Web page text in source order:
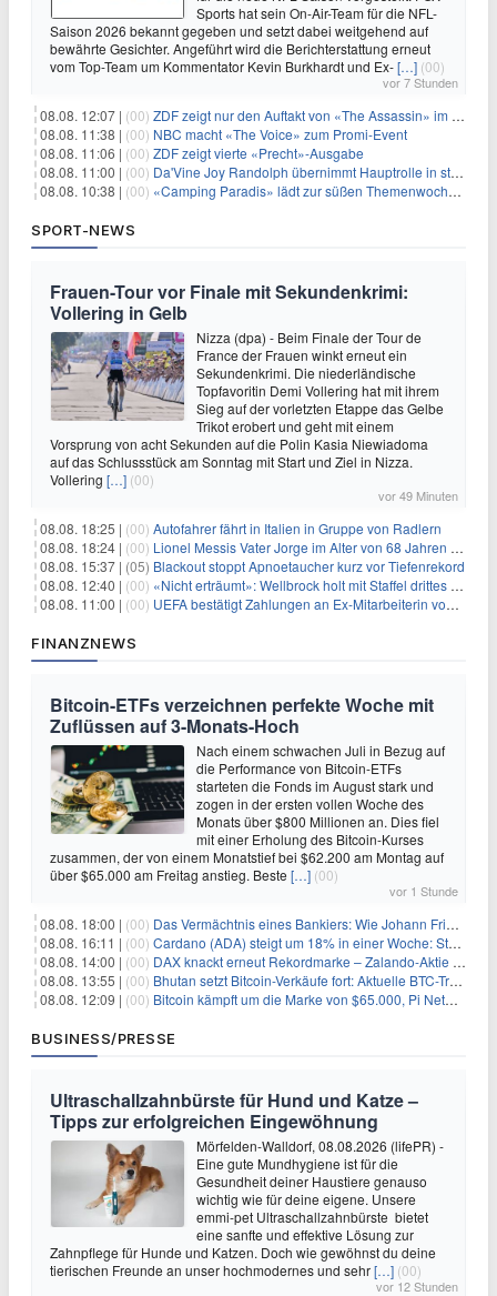
Sports hat sein On-Air-Team für die NFL-
Saison 2026 bekannt gegeben und setzt dabei weitgehend auf
bewährte Gesichter. Angeführt wird die Berichterstattung erneut
vom Top-Team um Kommentator Kevin Burkhardt und Ex-[…] (00)
vor 7 Stunden
08.08. 12:07 | (00) ZDF zeigt nur den Auftakt von «The Assassin» im Fernsehen
08.08. 11:38 | (00) NBC macht «The Voice» zum Promi-Event
08.08. 11:06 | (00) ZDF zeigt vierte «Precht»-Ausgabe
08.08. 11:00 | (00) Da'Vine Joy Randolph übernimmt Hauptrolle in starbesetzter schwarzer Komödie
08.08. 10:38 | (00) «Camping Paradis» lädt zur süßen Themenwoche ein
SPORT-NEWS
Frauen-Tour vor Finale mit Sekundenkrimi:
Vollering in Gelb
Nizza (dpa) - Beim Finale der Tour de
France der Frauen winkt erneut ein
Sekundenkrimi. Die niederländische
Topfavoritin Demi Vollering hat mit ihrem
Sieg auf der vorletzten Etappe das Gelbe
Trikot erobert und geht mit einem
Vorsprung von acht Sekunden auf die Polin Kasia Niewiadoma
auf das Schlussstück am Sonntag mit Start und Ziel in Nizza.
Vollering […] (00)
vor 49 Minuten
08.08. 18:25 | (00) Autofahrer fährt in Italien in Gruppe von Radlern
08.08. 18:24 | (00) Lionel Messis Vater Jorge im Alter von 68 Jahren gestorben
08.08. 15:37 | (05) Blackout stoppt Apnoetaucher kurz vor Tiefenrekord
08.08. 12:40 | (00) «Nicht erträumt»: Wellbrock holt mit Staffel drittes EM-Gold
08.08. 11:00 | (00) UEFA bestätigt Zahlungen an Ex-Mitarbeiterin von Infantino
FINANZNEWS
Bitcoin-ETFs verzeichnen perfekte Woche mit
Zuflüssen auf 3-Monats-Hoch
Nach einem schwachen Juli in Bezug auf
die Performance von Bitcoin-ETFs
starteten die Fonds im August stark und
zogen in der ersten vollen Woche des
Monats über $800 Millionen an. Dies fiel
mit einer Erholung des Bitcoin-Kurses
zusammen, der von einem Monatstief bei $62.200 am Montag auf
über $65.000 am Freitag anstieg. Beste […] (00)
vor 1 Stunde
08.08. 18:00 | (00) Das Vermächtnis eines Bankiers: Wie Johann Friedrich Städel sein Imperium unsterblich machte
08.08. 16:11 | (00) Cardano (ADA) steigt um 18% in einer Woche: Steht ein Kurs von $0,30 bevor?
08.08. 14:00 | (00) DAX knackt erneut Rekordmarke – Zalando-Aktie crasht nach Quartalszahlen
08.08. 13:55 | (00) Bhutan setzt Bitcoin-Verkäufe fort: Aktuelle BTC-Transaktionen
08.08. 12:09 | (00) Bitcoin kämpft um die Marke von $65.000, Pi Network gewinnt an Unterstützung
BUSINESS/PRESSE
Ultraschallzahnbürste für Hund und Katze –
Tipps zur erfolgreichen Eingewöhnung
Mörfelden-Walldorf, 08.08.2026 (lifePR) -
Eine gute Mundhygiene ist für die
Gesundheit deiner Haustiere genauso
wichtig wie für deine eigene. Unsere
emmi-pet Ultraschallzahnbürste bietet
eine sanfte und effektive Lösung zur
Zahnpflege für Hunde und Katzen. Doch wie gewöhnst du deine
tierischen Freunde an unser hochmodernes und sehr[…] (00)
vor 12 Stunden